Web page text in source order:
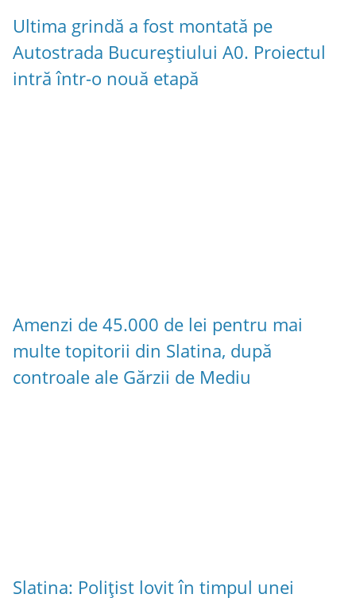
Ultima grindă a fost montată pe
Autostrada Bucureștiului A0. Proiectul
intră într-o nouă etapă
Amenzi de 45.000 de lei pentru mai
multe topitorii din Slatina, după
controale ale Gărzii de Mediu
Slatina: Polițist lovit în timpul unei